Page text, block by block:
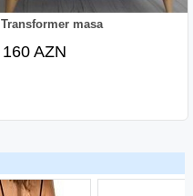
Transformer masa
160 AZN